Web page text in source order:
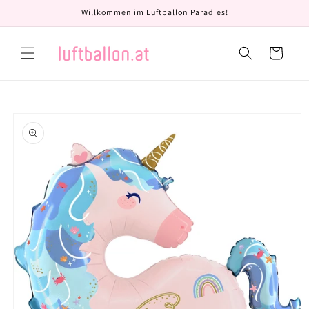
Inhalt
Willkommen im Luftballon Paradies!
Warenkorb